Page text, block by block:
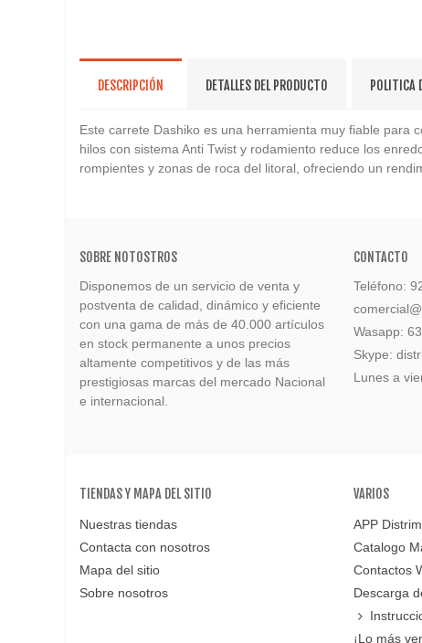
DESCRIPCIÓN DETALLES DEL PRODUCTO POLITICA
Este carrete Dashiko es una herramienta muy fiable para
hilos con sistema Anti Twist y rodamiento reduce los
rompientes y zonas de roca del litoral, ofreciendo un
SOBRE NOTOSTROS
Disponemos de un servicio de venta y
postventa de calidad, dinámico y eficiente
con una gama de más de 40.000 artículos
en stock permanente a unos precios
altamente competitivos y de las más
prestigiosas marcas del mercado Nacional
e internacional.
CONTACTO
Teléfono:
Wasapp:
Skype:
Lunes a
TIENDAS Y MAPA DEL SITIO
Nuestras tiendas
Contacta con nosotros
Mapa del sitio
Sobre nosotros
VARIOS
APP
Catalogo
Contactos
Descarga
¡Lo más